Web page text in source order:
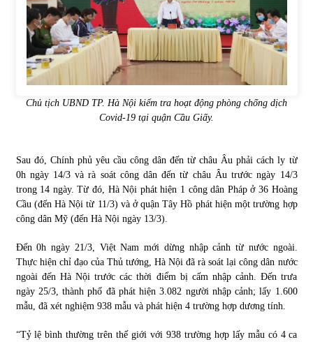
Chủ tịch UBND TP. Hà Nội kiểm tra hoạt động phòng chống dịch
Covid-19 tại quận Cầu Giấy.
Sau đó, Chính phủ yêu cầu công dân đến từ châu Âu phải cách ly từ
0h ngày 14/3 và rà soát công dân đến từ châu Âu trước ngày 14/3
trong 14 ngày. Từ đó, Hà Nội phát hiện 1 công dân Pháp ở 36 Hoàng
Cầu (đến Hà Nội từ 11/3) và ở quận Tây Hồ phát hiện một trường hợp
công dân Mỹ (đến Hà Nội ngày 13/3).
Đến 0h ngày 21/3, Việt Nam mới dừng nhập cảnh từ nước ngoài.
Thực hiện chỉ đạo của Thủ tướng, Hà Nội đã rà soát lại công dân nước
ngoài đến Hà Nội trước các thời điểm bị cấm nhập cảnh. Đến trưa
ngày 25/3, thành phố đã phát hiện 3.082 người nhập cảnh; lấy 1.600
mẫu, đã xét nghiệm 938 mẫu và phát hiện 4 trường hợp dương tính.
“Tỷ lệ bình thường trên thế giới với 938 trường hợp lấy mẫu có 4 ca